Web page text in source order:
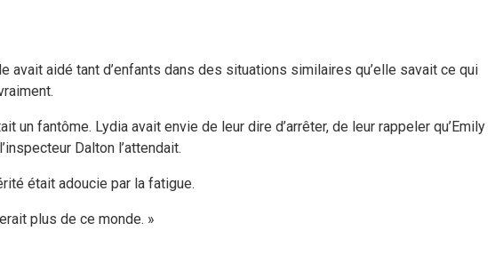
aidé tant d’enfants dans des situations similaires qu’elle savait ce qui
fantôme. Lydia avait envie de leur dire d’arrêter, de leur rappeler qu’Emily
Dalton l’attendait.
était adoucie par la fatigue.
plus de ce monde. »